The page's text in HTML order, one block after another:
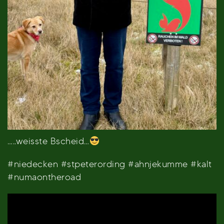
…..weisste Bscheid…
#niedecken #stpeterording #ahnjekumme #kalt
#numaontheroad